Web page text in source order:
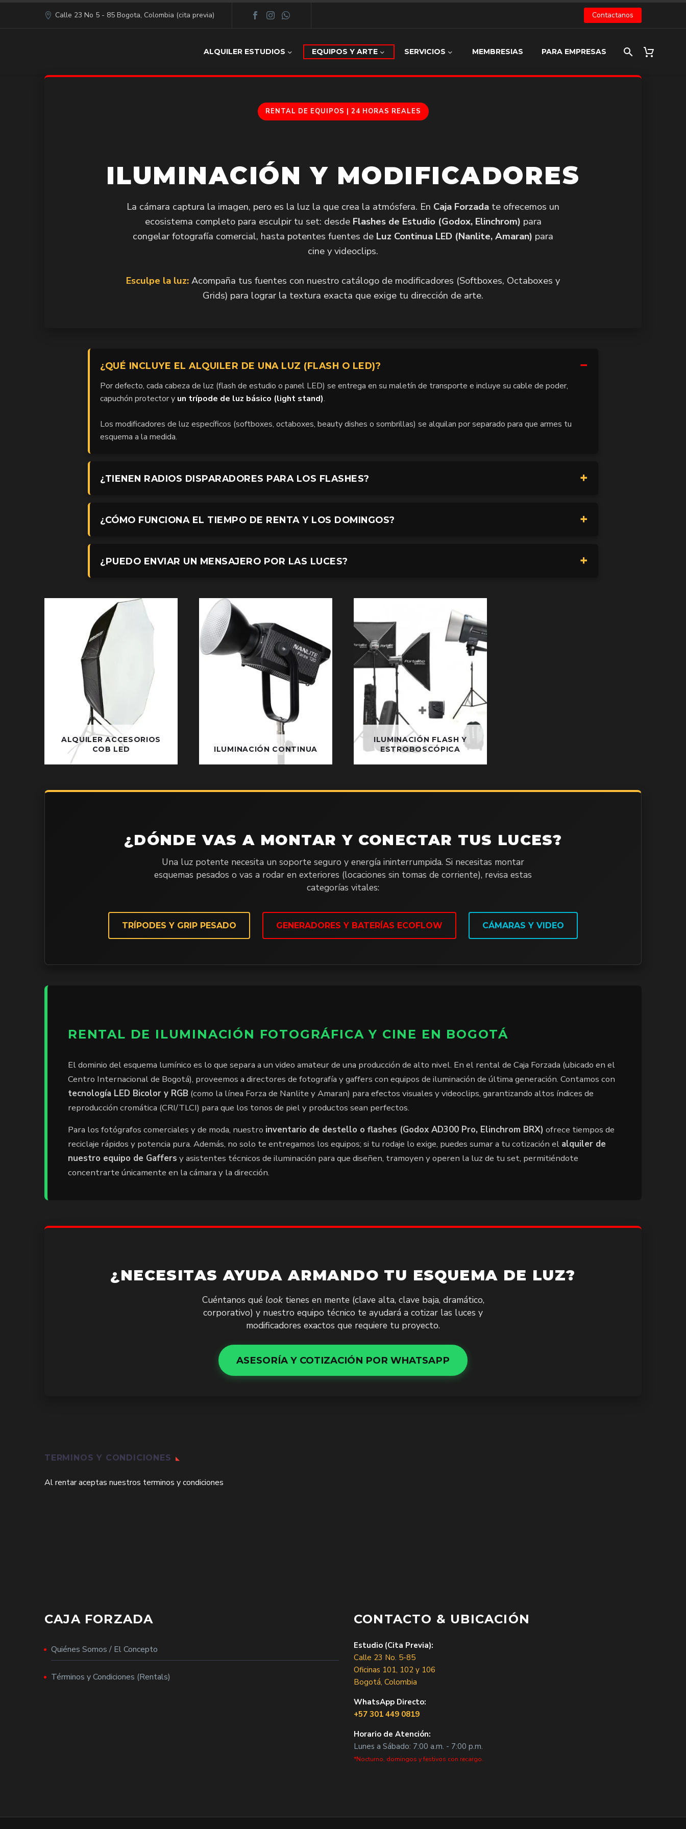
Calle 23 No 5 - 85 Bogota, Colombia (cita previa) Contactanos
ALQUILER ESTUDIOS EQUIPOS Y ARTE SERVICIOS MEMBRESIAS PARA EMPRESAS
RENTAL DE EQUIPOS | 24 HORAS REALES
ILUMINACIÓN Y MODIFICADORES
La cámara captura la imagen, pero es la luz la que crea la atmósfera. En Caja Forzada te ofrecemos un
ecosistema completo para esculpir tu set: desde Flashes de Estudio (Godox, Elinchrom) para
congelar fotografía comercial, hasta potentes fuentes de Luz Continua LED (Nanlite, Amaran) para
cine y videoclips.
Esculpe la luz: Acompaña tus fuentes con nuestro catálogo de modificadores (Softboxes, Octaboxes y
Grids) para lograr la textura exacta que exige tu dirección de arte.
¿QUÉ INCLUYE EL ALQUILER DE UNA LUZ (FLASH O LED)?
Por defecto, cada cabeza de luz (flash de estudio o panel LED) se entrega en su maletín de transporte e incluye su cable de poder,
capuchón protector y un trípode de luz básico (light stand).
Los modificadores de luz específicos (softboxes, octaboxes, beauty dishes o sombrillas) se alquilan por separado para que armes tu
esquema a la medida.
¿TIENEN RADIOS DISPARADORES PARA LOS FLASHES?
¿CÓMO FUNCIONA EL TIEMPO DE RENTA Y LOS DOMINGOS?
¿PUEDO ENVIAR UN MENSAJERO POR LAS LUCES?
ALQUILER ACCESORIOS
COB LED
ILUMINACIÓN CONTINUA
ILUMINACIÓN FLASH Y
ESTROBOSCÓPICA
¿DÓNDE VAS A MONTAR Y CONECTAR TUS LUCES?
Una luz potente necesita un soporte seguro y energía ininterrumpida. Si necesitas montar
esquemas pesados o vas a rodar en exteriores (locaciones sin tomas de corriente), revisa estas
categorías vitales:
TRÍPODES Y GRIP PESADO GENERADORES Y BATERÍAS ECOFLOW CÁMARAS Y VIDEO
RENTAL DE ILUMINACIÓN FOTOGRÁFICA Y CINE EN BOGOTÁ
El dominio del esquema lumínico es lo que separa a un video amateur de una producción de alto nivel. En el rental de Caja Forzada (ubicado en el
Centro Internacional de Bogotá), proveemos a directores de fotografía y gaffers con equipos de iluminación de última generación. Contamos con
tecnología LED Bicolor y RGB (como la línea Forza de Nanlite y Amaran) para efectos visuales y videoclips, garantizando altos índices de
reproducción cromática (CRI/TLCI) para que los tonos de piel y productos sean perfectos.
Para los fotógrafos comerciales y de moda, nuestro inventario de destello o flashes (Godox AD300 Pro, Elinchrom BRX) ofrece tiempos de
reciclaje rápidos y potencia pura. Además, no solo te entregamos los equipos; si tu rodaje lo exige, puedes sumar a tu cotización el alquiler de
nuestro equipo de Gaffers y asistentes técnicos de iluminación para que diseñen, tramoyen y operen la luz de tu set, permitiéndote
concentrarte únicamente en la cámara y la dirección.
¿NECESITAS AYUDA ARMANDO TU ESQUEMA DE LUZ?
Cuéntanos qué looktienes en mente (clave alta, clave baja, dramático,
corporativo) y nuestro equipo técnico te ayudará a cotizar las luces y
modificadores exactos que requiere tu proyecto.
ASESORÍA Y COTIZACIÓN POR WHATSAPP
TERMINOS Y CONDICIONES
Al rentar aceptas nuestros terminos y condiciones
CAJA FORZADA
Quiénes Somos / El Concepto
Términos y Condiciones (Rentals)
CONTACTO & UBICACIÓN
Estudio (Cita Previa):
Calle 23 No. 5-85
Oficinas 101, 102 y 106
Bogotá, Colombia
WhatsApp Directo:
+57 301 449 0819
Horario de Atención:
Lunes a Sábado: 7:00 a.m. - 7:00 p.m.
*Nocturno, domingos y festivos con recargo.